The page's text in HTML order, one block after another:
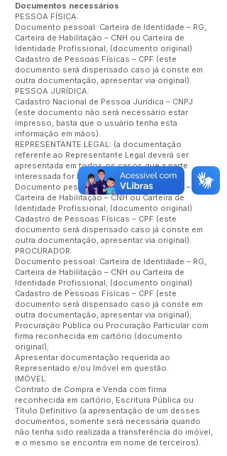
Documentos necessários
PESSOA FÍSICA:
Documento pessoal: Carteira de Identidade – RG,
Carteira de Habilitação – CNH ou Carteira de
Identidade Profissional; (documento original)
Cadastro de Pessoas Físicas – CPF (este
documento será dispensado caso já conste em
outra documentação, apresentar via original).
PESSOA JURÍDICA:
Cadastro Nacional de Pessoa Jurídica – CNPJ
(este documento não será necessário estar
impresso, basta que o usuário tenha esta
informação em mãos).
REPRESENTANTE LEGAL: (a documentação
referente ao Representante Legal deverá ser
apresentada em todos os casos que a parte
interessada for Pessoa Jurídica)
Documento pessoal: Carteira de Identidade – RG,
Carteira de Habilitação – CNH ou Carteira de
Identidade Profissional; (documento original)
Cadastro de Pessoas Físicas – CPF (este
documento será dispensado caso já conste em
outra documentação, apresentar via original).
PROCURADOR:
Documento pessoal: Carteira de Identidade – RG,
Carteira de Habilitação – CNH ou Carteira de
Identidade Profissional; (documento original)
Cadastro de Pessoas Físicas – CPF (este
documento será dispensado caso já conste em
outra documentação, apresentar via original);
Procuração Pública ou Procuração Particular com
firma reconhecida em cartório (documento
original);
Apresentar documentação requerida ao
Representado e/ou Imóvel em questão.
IMÓVEL:
Contrato de Compra e Venda com firma
reconhecida em cartório, Escritura Pública ou
Título Definitivo (a apresentação de um desses
documentos, somente será necessária quando
não tenha sido realizada a transferência do imóvel,
e o mesmo se encontra em nome de terceiros).